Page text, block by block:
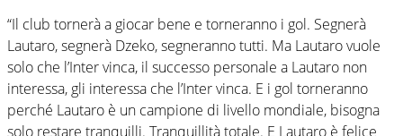
“Il club tornerà a giocar bene e torneranno i gol. Segnerà
Lautaro, segnerà Dzeko, segneranno tutti. Ma Lautaro vuole
solo che l’Inter vinca, il successo personale a Lautaro non
interessa, gli interessa che l’Inter vinca. E i gol torneranno
perché Lautaro è un campione di livello mondiale, bisogna
solo restare tranquilli. Tranquillità totale. E Lautaro è felice